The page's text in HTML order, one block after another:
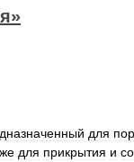
для
для прикрытия и